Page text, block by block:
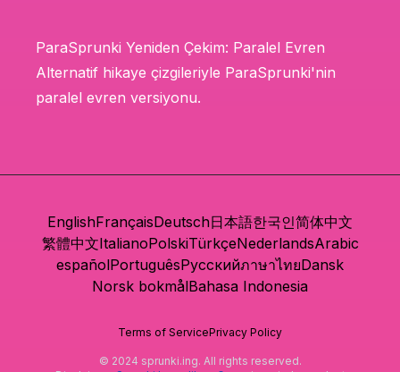
ParaSprunki Yeniden Çekim: Paralel Evren
Alternatif hikaye çizgileriyle ParaSprunki'nin
paralel evren versiyonu.
EnglishFrançaisDeutsch日本語한국인简体中文
繁體中文ItalianoPolskiTürkçeNederlandsArabic
españolPortuguêsРусскийภาษาไทยDansk
Norsk bokmålBahasa Indonesia
Terms of ServicePrivacy Policy
© 2024 sprunki.ing. All rights reserved.